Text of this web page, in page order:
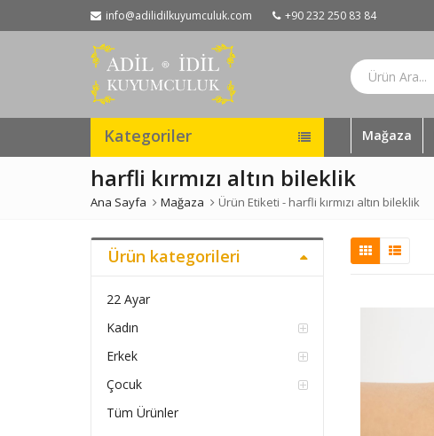
info@adilidilkuyumculuk.com +90 232 250 83 84
Kategoriler Mağaza
harfli kırmızı altın bileklik
Ana Sayfa Mağaza Ürün Etiketi - harfli kırmızı altın bileklik
Ürün kategorileri
22 Ayar
Kadın
Erkek
Çocuk
Tüm Ürünler